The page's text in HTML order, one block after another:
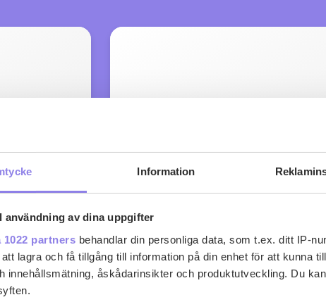
Information
användning av dina uppgifter
1022 partners behandlar din personliga data, som t.ex. ditt IP-
lagra och få tillgång till information på din enhet för att kunna
innehållsmätning, åskådarinsikter och produktutveckling. Du
Noir LYNX Pinot Noir